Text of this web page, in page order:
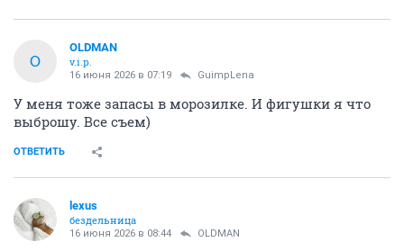
O
OLDMAN
v.i.p.
16 июня 2026 в 07:19 GuimpLena
У меня тоже запасы в морозилке. И фигушки я что
выброшу. Все съем)
ОТВЕТИТЬ
lexus
бездельница
16 июня 2026 в 08:44 OLDMAN